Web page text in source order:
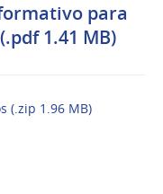
para
1.41 MB)
(.zip 1.96 MB)